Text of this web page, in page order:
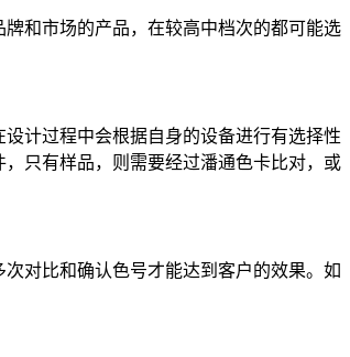
和市场的产品，在较高中档次的都可能选
计过程中会根据自身的设备进行有选择性
只有样品，则需要经过潘通色卡比对，或
对比和确认色号才能达到客户的效果。如